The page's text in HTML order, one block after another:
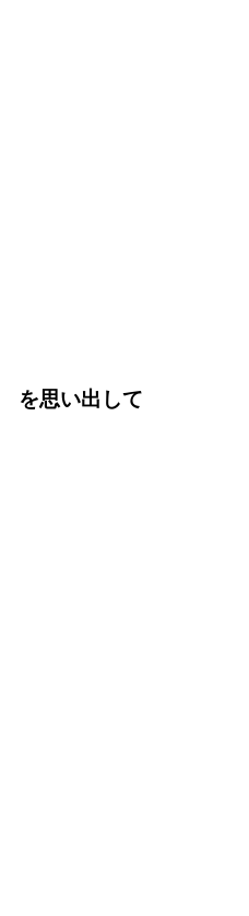
を思い出して